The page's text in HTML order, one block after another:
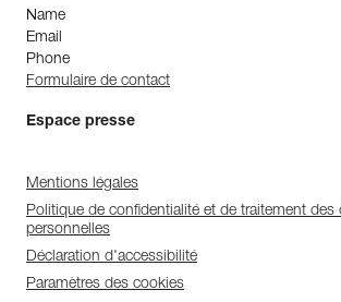
Name
Email
Phone
Formulaire de contact
Espace presse
Mentions légales
Politique de confidentialité et de traitement des
personnelles
Déclaration d'accessibilité
Paramètres des cookies